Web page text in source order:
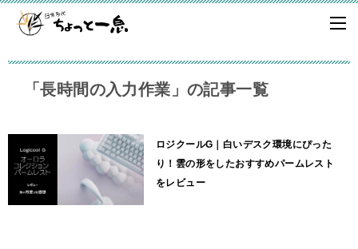
「長時間の入力作業」の記事一覧
ロジクールG｜白いデスク環境にぴった
り！雲の形をしたおすすめパームレスト
をレビュー